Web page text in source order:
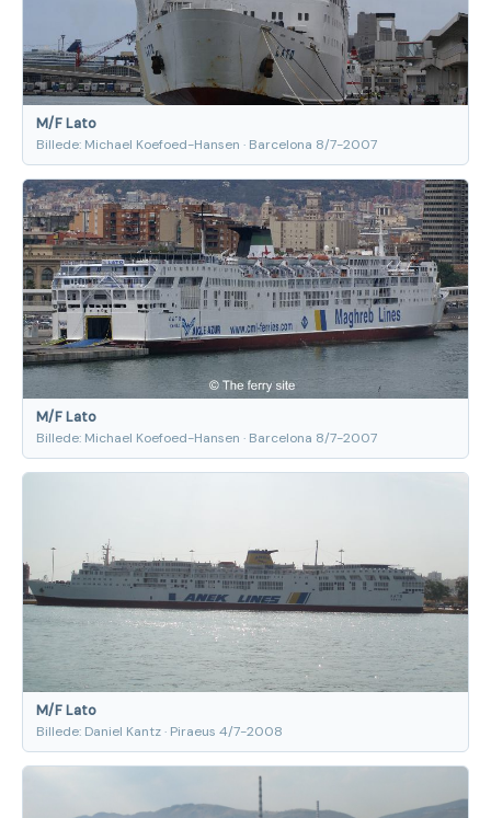
M/F Lato
Billede: Michael Koefoed-Hansen · Barcelona 8/7-2007
M/F Lato
Billede: Michael Koefoed-Hansen · Barcelona 8/7-2007
M/F Lato
Billede: Daniel Kantz · Piraeus 4/7-2008